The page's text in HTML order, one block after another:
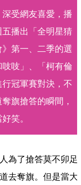
深受網友喜愛，播
播出「全明星猜
第一、二季的選
吱」、「柯有倫
冠軍賽對決，不
旗搶答的瞬間，
笑。
為了搶答莫不卯足
去奪旗。但是當大